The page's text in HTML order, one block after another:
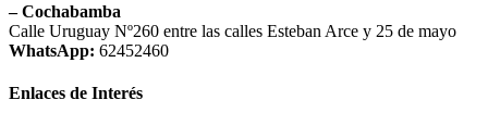
– Cochabamba
Calle Uruguay Nº260 entre las calles Esteban Arce y 25 de mayo
WhatsApp: 62452460
Enlaces de Interés